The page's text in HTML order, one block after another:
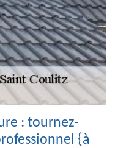
: tournez-
{à